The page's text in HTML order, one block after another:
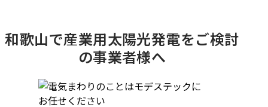
和歌山で産業用太陽光発電をご検討
の事業者様へ